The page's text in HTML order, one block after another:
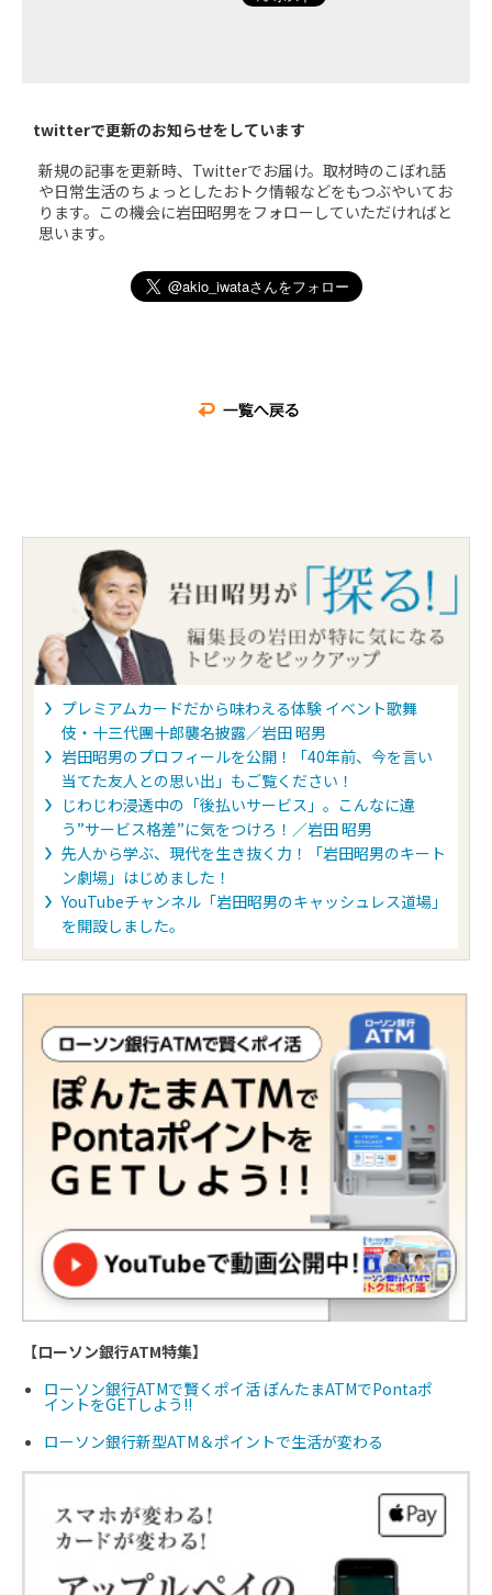
twitterで更新のお知らせをしています
新規の記事を更新時、Twitterでお届け。取材時のこぼれ話
や日常生活のちょっとしたおトク情報などをもつぶやいてお
ります。この機会に岩田昭男をフォローしていただければと
思います。
プレミアムカードだから味わえる体験 イベント歌舞
伎・十三代團十郎襲名披露／岩田 昭男
岩田昭男のプロフィールを公開！「40年前、今を言い
当てた友人との思い出」もご覧ください！
じわじわ浸透中の「後払いサービス」。こんなに違
う”サービス格差”に気をつけろ！／岩田 昭男
先人から学ぶ、現代を生き抜く力！「岩田昭男のキート
ン劇場」はじめました！
YouTubeチャンネル「岩田昭男のキャッシュレス道場」
を開設しました。
【ローソン銀行ATM特集】
ローソン銀行ATMで賢くポイ活 ぽんたまATMでPontaポ
イントをGETしよう!!
ローソン銀行新型ATM＆ポイントで生活が変わる